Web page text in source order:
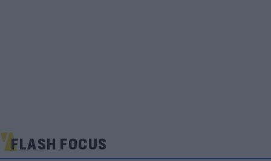
FLASH FOCUS